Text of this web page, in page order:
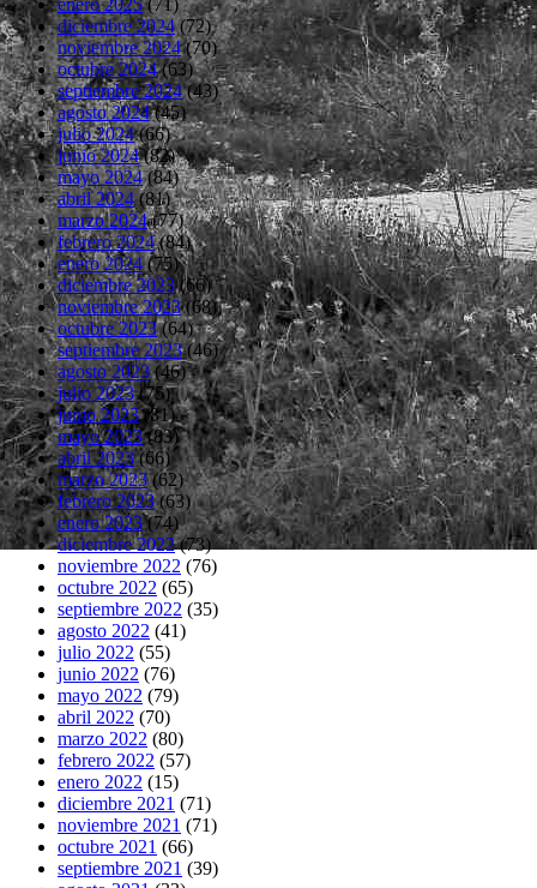
diciembre 2024(72)
noviembre 2024(70)
octubre 2024(63)
septiembre 2024(43)
agosto 2024(45)
julio 2024(66)
junio 2024(82)
mayo 2024(84)
abril 2024(81)
marzo 2024(77)
febrero 2024(84)
enero 2024(75)
diciembre 2023(66)
noviembre 2023(68)
octubre 2023(64)
septiembre 2023(46)
agosto 2023(46)
julio 2023(75)
junio 2023(81)
mayo 2023(83)
abril 2023(66)
marzo 2023(62)
febrero 2023(63)
enero 2023(74)
diciembre 2022(73)
noviembre 2022 (76)
octubre 2022 (65)
septiembre 2022 (35)
agosto 2022 (41)
julio 2022 (55)
junio 2022 (76)
mayo 2022 (79)
abril 2022 (70)
marzo 2022 (80)
febrero 2022 (57)
enero 2022 (15)
diciembre 2021 (71)
noviembre 2021 (71)
octubre 2021 (66)
septiembre 2021 (39)